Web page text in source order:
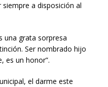
a disposición al
una grata sorpresa
Ser nombrado hijo
es un honor”.
el darme este